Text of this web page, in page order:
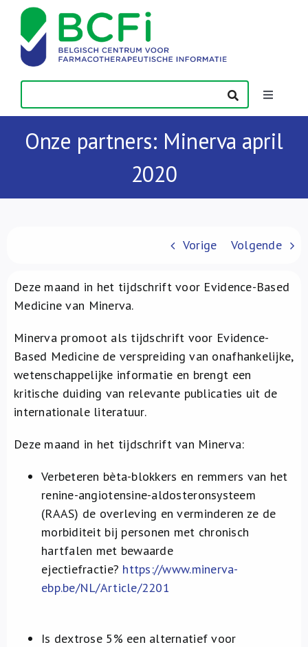
content
Toggle
Nieuws
Over ons
FR
Onze partners: Minerva april
2020
Vorige Volgende
Deze maand in het tijdschrift voor Evidence-Based
Medicine van Minerva.
Minerva promoot als tijdschrift voor Evidence-
Based Medicine de verspreiding van onafhankelijke,
wetenschappelijke informatie en brengt een
kritische duiding van relevante publicaties uit de
internationale literatuur.
Deze maand in het tijdschrift van Minerva:
Verbeteren bèta-blokkers en remmers van het
renine-angiotensine-aldosteronsysteem
(RAAS) de overleving en verminderen ze de
morbiditeit bij personen met chronisch
hartfalen met bewaarde
ejectiefractie? https://www.minerva-
ebp.be/NL/Article/2201
Is dextrose 5% een alternatief voor